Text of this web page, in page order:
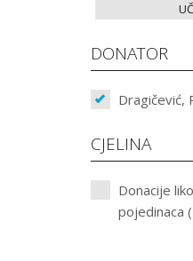
DONATOR
Dragičević,
CJELINA
Donacije
pojedinaca